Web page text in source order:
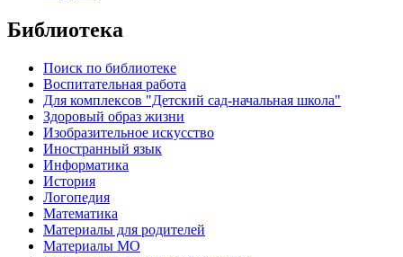
Библиотека
Поиск по библиотеке
Воспитательная работа
Для комплексов "Детский сад-начальная школа"
Здоровый образ жизни
Изобразительное искусство
Иностранный язык
Информатика
История
Логопедия
Математика
Материалы для родителей
Материалы МО